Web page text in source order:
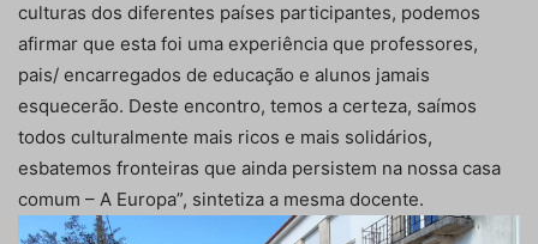
culturas dos diferentes países participantes, podemos
afirmar que esta foi uma experiência que professores,
pais/ encarregados de educação e alunos jamais
esquecerão. Deste encontro, temos a certeza, saímos
todos culturalmente mais ricos e mais solidários,
esbatemos fronteiras que ainda persistem na nossa casa
comum – A Europa”, sintetiza a mesma docente.